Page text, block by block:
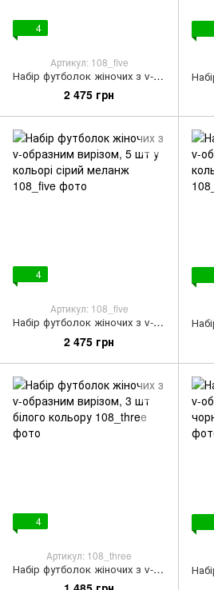
4
Артикул: 108_five
Набір футболок жіночих з v-образним вирізом, 5 шт чорного кольору
2 475 грн
4
Артикул: 108_five
Набір футболок жіночих з v-образним вирізом, 5 шт у кольорі сірий меланж
2 475 грн
4
Артикул: 108_three
Набір футболок жіночих з v-образним вирізом, 3 шт білого кольору